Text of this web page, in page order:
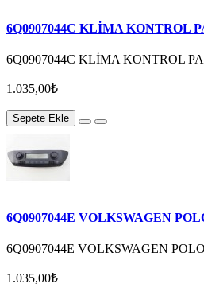
6Q0907044C KLİMA KONTROL
6Q0907044C KLİMA KONTROL
1.035,00₺
Sepete Ekle
6Q0907044E VOLKSWAGEN
6Q0907044E VOLKSWAGEN
1.035,00₺